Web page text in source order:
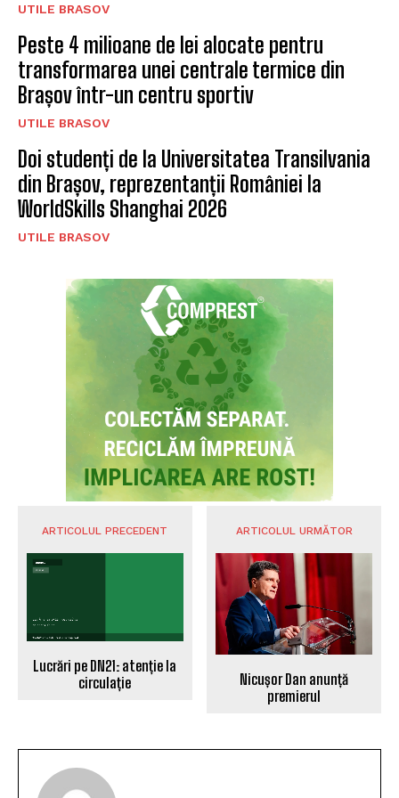
UTILE BRASOV
Peste 4 milioane de lei alocate pentru
transformarea unei centrale termice din
Brașov într-un centru sportiv
UTILE BRASOV
Doi studenți de la Universitatea Transilvania
din Brașov, reprezentanții României la
WorldSkills Shanghai 2026
UTILE BRASOV
ARTICOLUL PRECEDENT
Lucrări pe DN21: atenție la
circulație
ARTICOLUL URMĂTOR
Nicușor Dan anunță
premierul